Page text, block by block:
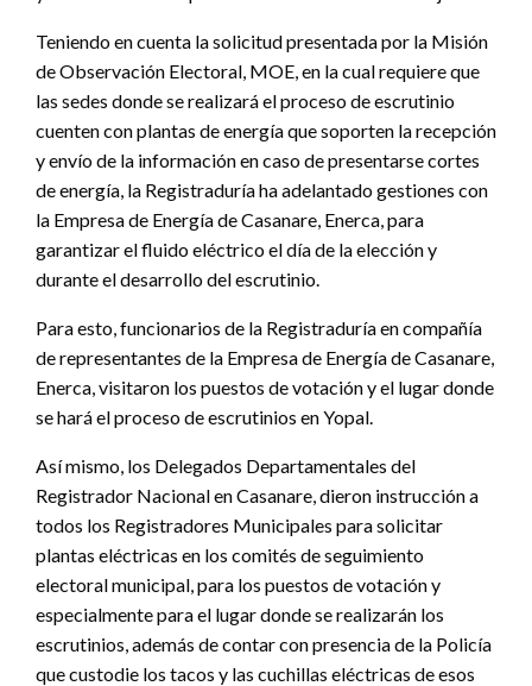
Teniendo en cuenta la solicitud presentada por la Misión
de Observación Electoral, MOE, en la cual requiere que
las sedes donde se realizará el proceso de escrutinio
cuenten con plantas de energía que soporten la recepción
y envío de la información en caso de presentarse cortes
de energía, la Registraduría ha adelantado gestiones con
la Empresa de Energía de Casanare, Enerca, para
garantizar el fluido eléctrico el día de la elección y
durante el desarrollo del escrutinio.
Para esto, funcionarios de la Registraduría en compañía
de representantes de la Empresa de Energía de Casanare,
Enerca, visitaron los puestos de votación y el lugar donde
se hará el proceso de escrutinios en Yopal.
Así mismo, los Delegados Departamentales del
Registrador Nacional en Casanare, dieron instrucción a
todos los Registradores Municipales para solicitar
plantas eléctricas en los comités de seguimiento
electoral municipal, para los puestos de votación y
especialmente para el lugar donde se realizarán los
escrutinios, además de contar con presencia de la Policía
que custodie los tacos y las cuchillas eléctricas de esos